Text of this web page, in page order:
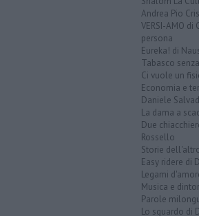
Andrea Pio
VERSI-AMO
persona
Eureka! di
Tabasco
Ci vuole un
Economia e
Daniele
La dama a
Due
Rossello
Storie
Easy ridere di
Legami
Musica e
Parole
Lo sguardo di